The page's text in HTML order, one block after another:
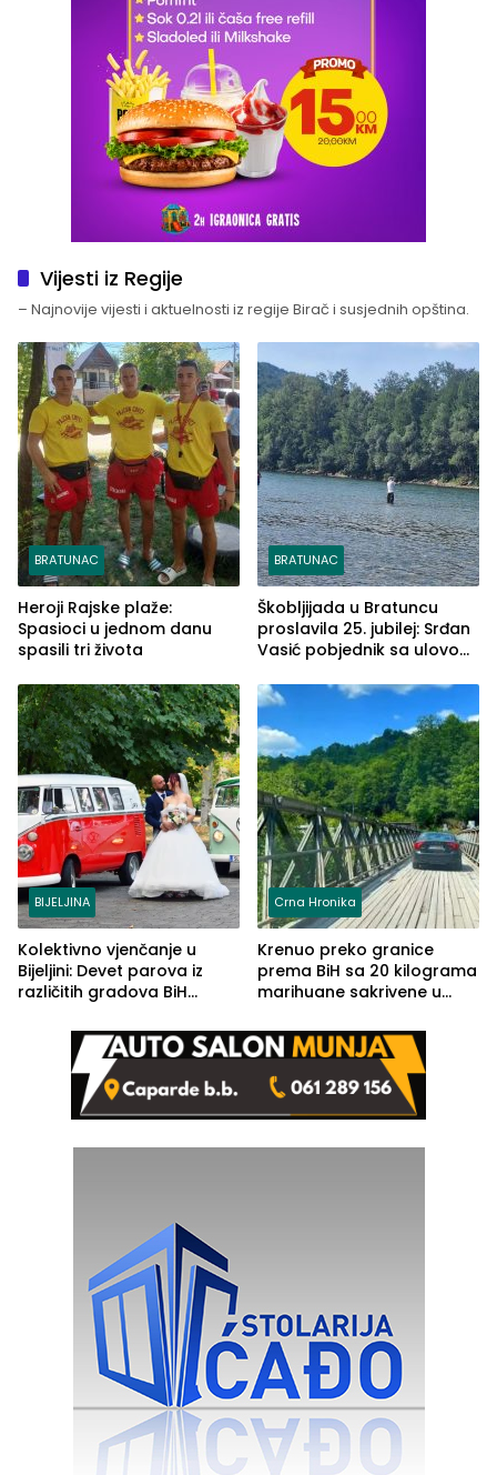
Vijesti iz Regije
– Najnovije vijesti i aktuelnosti iz regije Birač i susjednih opština.
BRATUNAC
Heroji Rajske plaže:
Spasioci u jednom danu
spasili tri života
BRATUNAC
Škobljijada u Bratuncu
proslavila 25. jubilej: Srđan
Vasić pobjednik sa ulovom
BIJELJINA
Kolektivno vjenčanje u
Bijeljini: Devet parova iz
različitih gradova BiH
Crna Hronika
Krenuo preko granice
prema BiH sa 20 kilograma
marihuane sakrivene u